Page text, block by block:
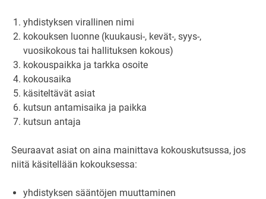
yhdistyksen virallinen nimi
kokouksen luonne (kuukausi-, kevät-, syys-,
vuosikokous tai hallituksen kokous)
kokouspaikka ja tarkka osoite
kokousaika
käsiteltävät asiat
kutsun antamisaika ja paikka
kutsun antaja
Seuraavat asiat on aina mainittava kokouskutsussa, jos
niitä käsitellään kokouksessa:
yhdistyksen sääntöjen muuttaminen